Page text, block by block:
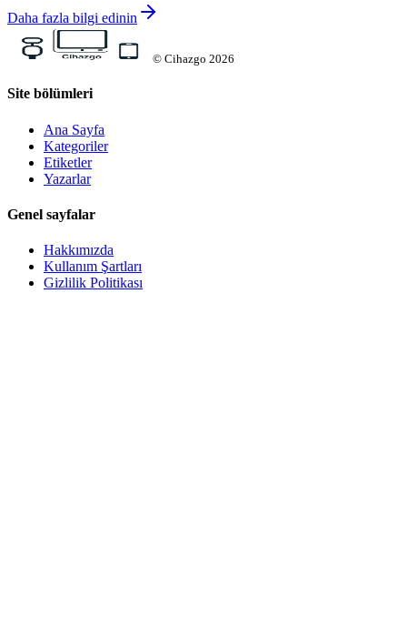
Daha fazla bilgi edinin
© Cihazgo 2026
Site bölümleri
Ana Sayfa
Kategoriler
Etiketler
Yazarlar
Genel sayfalar
Hakkımızda
Kullanım Şartları
Gizlilik Politikası